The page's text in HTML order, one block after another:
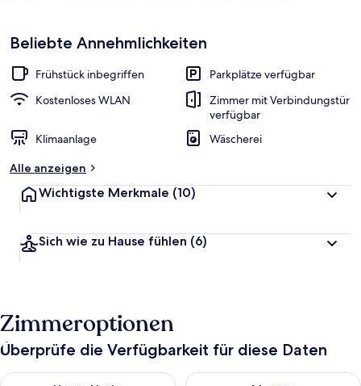
Beliebte Annehmlichkeiten
Frühstück inbegriffen
Parkplätze verfügbar
Kostenloses WLAN
Zimmer mit Verbindungstür
verfügbar
Klimaanlage
Wäscherei
Alle anzeigen
Wichtigste Merkmale (10)
Sich wie zu Hause fühlen (6)
Zimmeroptionen
Überprüfe die Verfügbarkeit für diese Daten
Überprüfe die Verfügbarkeit für heute Nacht, Aug. 9 - Aug.
Überprüfe die Verfügbarkeit